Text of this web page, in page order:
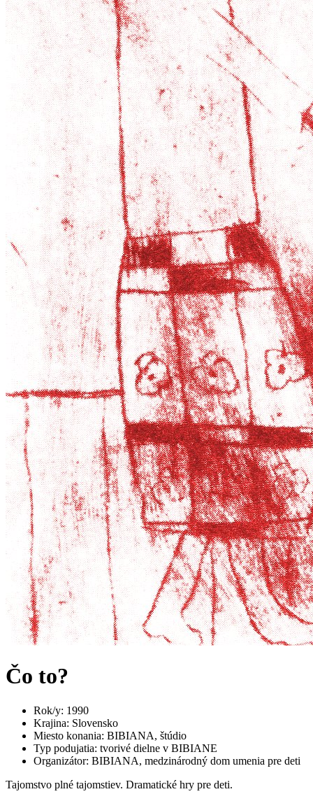
Čo to?
Rok/y: 1990
Krajina: Slovensko
Miesto konania: BIBIANA, štúdio
Typ podujatia: tvorivé dielne v BIBIANE
Organizátor: BIBIANA, medzinárodný dom umenia pre deti
Tajomstvo plné tajomstiev. Dramatické hry pre deti.